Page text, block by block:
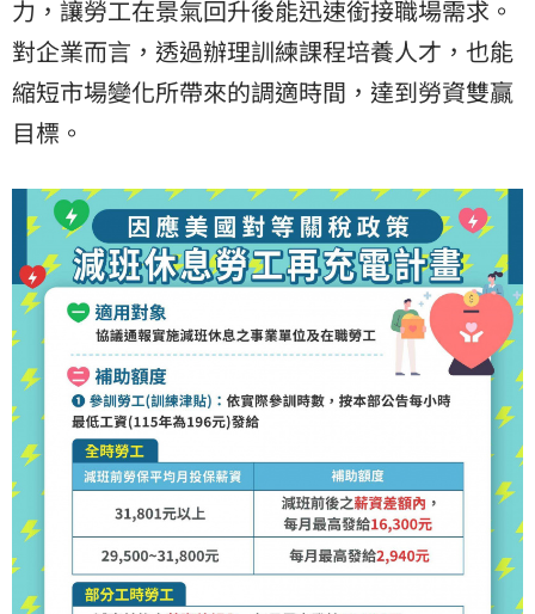
力，讓勞工在景氣回升後能迅速銜接職場需求。
對企業而言，透過辦理訓練課程培養人才，也能
縮短市場變化所帶來的調適時間，達到勞資雙贏
目標。